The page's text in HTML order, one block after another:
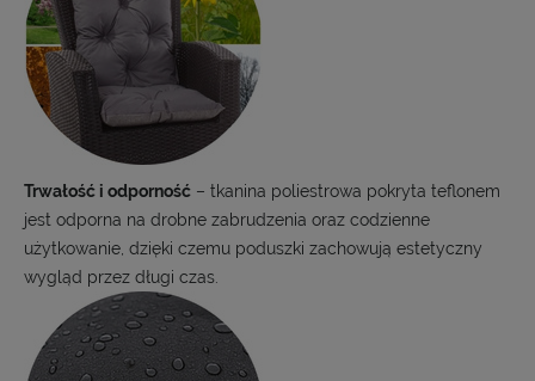
Trwałość i odporność – tkanina poliestrowa pokryta teflonem
jest odporna na drobne zabrudzenia oraz codzienne
użytkowanie, dzięki czemu poduszki zachowują estetyczny
wygląd przez długi czas.